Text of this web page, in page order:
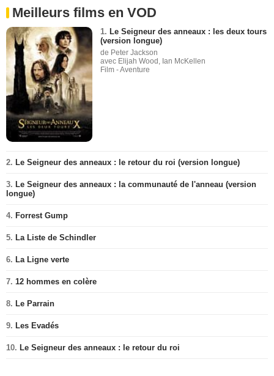
Meilleurs films en VOD
1. Le Seigneur des anneaux : les deux tours
(version longue)
de Peter Jackson
avec Elijah Wood, Ian McKellen
Film - Aventure
2. Le Seigneur des anneaux : le retour du roi (version longue)
3. Le Seigneur des anneaux : la communauté de l'anneau (version
longue)
4. Forrest Gump
5. La Liste de Schindler
6. La Ligne verte
7. 12 hommes en colère
8. Le Parrain
9. Les Evadés
10. Le Seigneur des anneaux : le retour du roi